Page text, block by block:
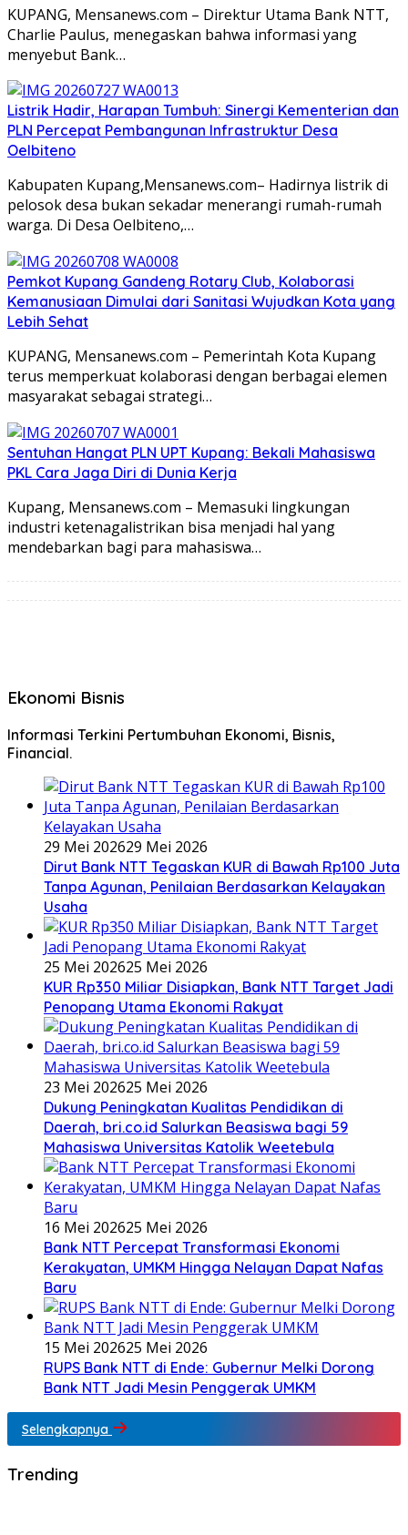
KUPANG, Mensanews.com – Direktur Utama Bank NTT,
Charlie Paulus, menegaskan bahwa informasi yang
menyebut Bank…
Listrik Hadir, Harapan Tumbuh: Sinergi Kementerian dan
PLN Percepat Pembangunan Infrastruktur Desa
Oelbiteno
Kabupaten Kupang,Mensanews.com– Hadirnya listrik di
pelosok desa bukan sekadar menerangi rumah-rumah
warga. Di Desa Oelbiteno,…
Pemkot Kupang Gandeng Rotary Club, Kolaborasi
Kemanusiaan Dimulai dari Sanitasi Wujudkan Kota yang
Lebih Sehat
KUPANG, Mensanews.com – Pemerintah Kota Kupang
terus memperkuat kolaborasi dengan berbagai elemen
masyarakat sebagai strategi…
Sentuhan Hangat PLN UPT Kupang: Bekali Mahasiswa
PKL Cara Jaga Diri di Dunia Kerja
Kupang, Mensanews.com – Memasuki lingkungan
industri ketenagalistrikan bisa menjadi hal yang
mendebarkan bagi para mahasiswa…
Ekonomi Bisnis
Informasi Terkini Pertumbuhan Ekonomi, Bisnis,
Financial.
29 Mei 202629 Mei 2026
Dirut Bank NTT Tegaskan KUR di Bawah Rp100 Juta
Tanpa Agunan, Penilaian Berdasarkan Kelayakan
Usaha
25 Mei 202625 Mei 2026
KUR Rp350 Miliar Disiapkan, Bank NTT Target Jadi
Penopang Utama Ekonomi Rakyat
23 Mei 202625 Mei 2026
Dukung Peningkatan Kualitas Pendidikan di
Daerah, bri.co.id Salurkan Beasiswa bagi 59
Mahasiswa Universitas Katolik Weetebula
16 Mei 202625 Mei 2026
Bank NTT Percepat Transformasi Ekonomi
Kerakyatan, UMKM Hingga Nelayan Dapat Nafas
Baru
15 Mei 202625 Mei 2026
RUPS Bank NTT di Ende: Gubernur Melki Dorong
Bank NTT Jadi Mesin Penggerak UMKM
Selengkapnya
Trending